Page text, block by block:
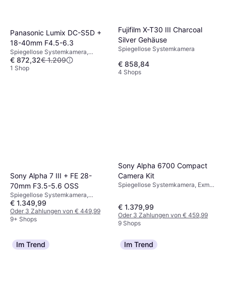
Panasonic Lumix DC-S5D +
18-40mm F4.5-6.3
Spiegellose Systemkamera,
CMOS, Vollformat (35 mm), 24.2
MP, Gesichtserkennung,
€ 872,32€ 1.209
1 Shop
Fujifilm X-T30 III Charcoal
Silver Gehäuse
Spiegellose Systemkamera
€ 858,84
4 Shops
Sony Alpha 7 III + FE 28-
70mm F3.5-5.6 OSS
Spiegellose Systemkamera,
CMOS, Vollformat (35 mm), 24.2
MP, Sequenzaufnahme, 650g
€ 1.349,99
Oder 3 Zahlungen von € 449,99
9+ Shops
Sony Alpha 6700 Compact
Camera Kit
Spiegellose Systemkamera, Exmor
€ 1.379,99
Oder 3 Zahlungen von € 459,99
9 Shops
Im Trend Im Trend